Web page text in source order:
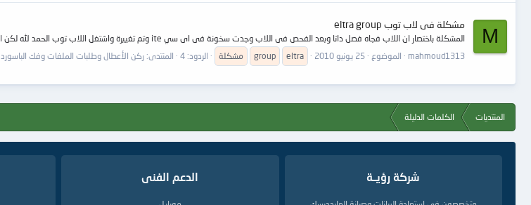
M
مشكلة فى لاب توب eltra group
المشكلة باختصار ان اللاب فجاه فصل داتا وبعد الفحص فى اللاب وجدت سخونة فى اى سي ite وتم تغييرة واشتغل اللاب توب الحمد لله لكن الشاشة لم تعمل ولكنه يعمل على الشاشة الخارجية جيدا فما يكون الحل يا اهل الخبرة
mahmoud1313
الموضوع 25 يونيو 2010 eltra
group مشكلة الردود: 4 المنتدى: ركن الأعطال وطلبات الملفات وفك الباسورد
المنتديات الكلمات الدليلة
شركة رؤيــة الدعم الفنى